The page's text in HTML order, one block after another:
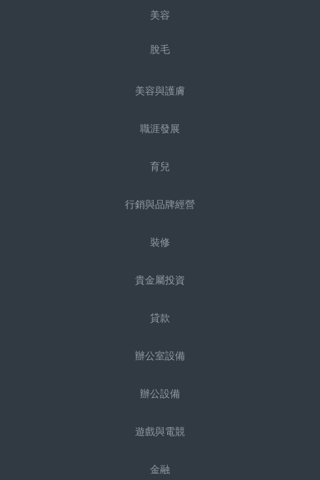
美容
脫毛
美容與護膚
職涯發展
育兒
行銷與品牌經營
裝修
貴金屬投資
貸款
辦公室設備
辦公設備
遊戲與電競
金融